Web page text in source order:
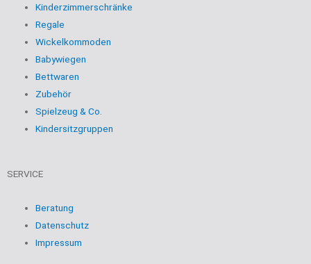
Kinderzimmerschränke
Regale
Wickelkommoden
Babywiegen
Bettwaren
Zubehör
Spielzeug & Co.
Kindersitzgruppen
SERVICE
Beratung
Datenschutz
Impressum